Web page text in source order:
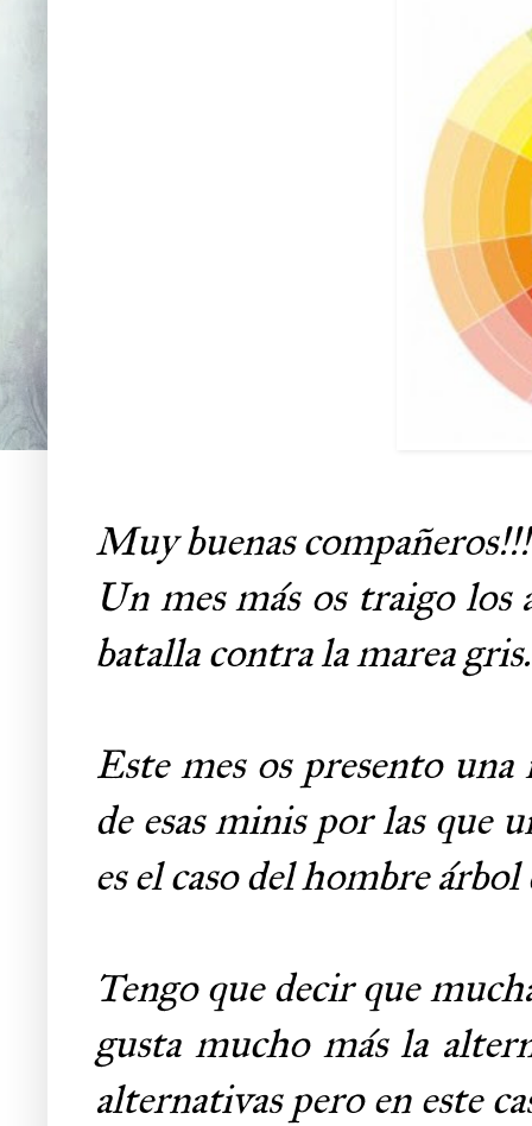
Muy buenas
Un mes más os traigo los
batalla contra la marea gris.
Este mes os presento
de esas minis por las que
es el caso del hombre
Tengo que decir que
gusta mucho más la
alternativas pero en este